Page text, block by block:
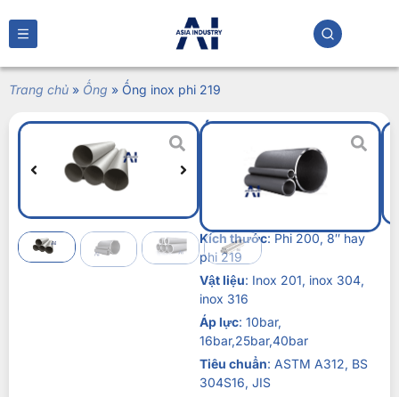
Trang chủ » Ống » Ống inox phi 219
Ống inox phi 219
Ống inox phi 219 quan trọng
cho các công trình hướng tới
Kích thước: Phi 200, 8″ hay
phi 219
Vật liệu: Inox 201, inox 304,
inox 316
Áp lực: 10bar,
16bar,25bar,40bar
Tiêu chuẩn: ASTM A312, BS
304S16, JIS